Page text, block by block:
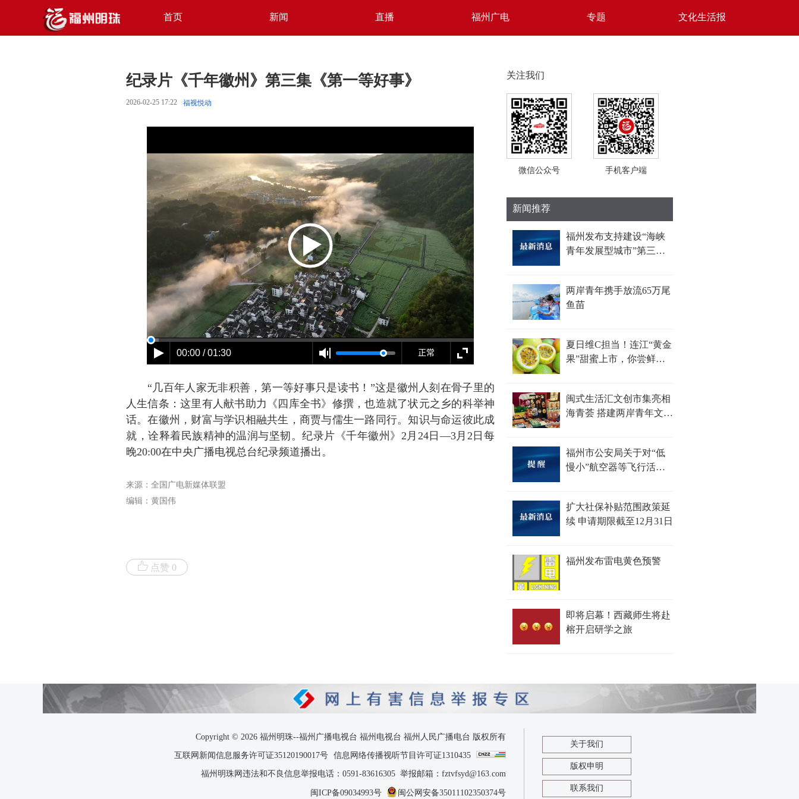
首页 新闻 直播 福州广电 专题 文化生活报
纪录片《千年徽州》第三集《第一等好事》
2026-02-25 17:22 福视悦动
“几百年人家无非积善，第一等好事只是读书！”这是徽州人刻在骨子里的
人生信条：这里有人献书助力《四库全书》修撰，也造就了状元之乡的科举神
话。在徽州，财富与学识相融共生，商贾与儒生一路同行。知识与命运彼此成
就，诠释着民族精神的温润与坚韧。纪录片《千年徽州》2月24日—3月2日每
晚20:00在中央广播电视总台纪录频道播出。
来源：全国广电新媒体联盟
编辑：黄国伟
点赞 0
关注我们
微信公众号 手机客户端
新闻推荐
福州发布支持建设“海峡
青年发展型城市”第三批
两岸青年携手放流65万尾
鱼苗
夏日维C担当！连江“黄金
果”甜蜜上市，你尝鲜了
闽式生活汇文创市集亮相
海青荟 搭建两岸青年文化
福州市公安局关于对“低
慢小”航空器等飞行活动
扩大社保补贴范围政策延
续 申请期限截至12月31日
福州发布雷电黄色预警
即将启幕！西藏师生将赴
榕开启研学之旅
Copyright © 2026 福州明珠--福州广播电视台 福州电视台 福州人民广播电台 版权所有
互联网新闻信息服务许可证35120190017号 信息网络传播视听节目许可证1310435
福州明珠网违法和不良信息举报电话：0591-83616305 举报邮箱：fztvfsyd@163.com
闽ICP备09034993号
闽公网安备35011102350374号
关于我们
版权申明
联系我们